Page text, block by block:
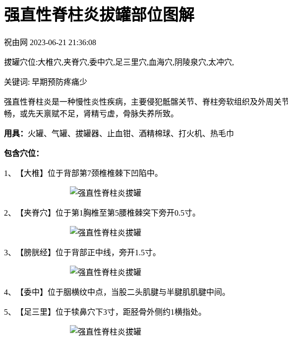
强直性脊柱炎拔罐部位图解
祝由网 2023-06-21 21:36:08
拔罐穴位:大椎穴,夹脊穴,委中穴,足三里穴,血海穴,阴陵泉穴,太冲穴,
关键词: 早期预防疼痛少
强直性脊柱炎是一种慢性炎性疾病，主要侵犯骶髂关节、脊柱旁软组织及外周
畅，或先天禀赋不足，肾精亏虚，骨脉失养所致。
用具： 火罐、气罐、拔罐器、止血钳、酒精棉球、打火机、热毛巾
包含穴位：
1、【大椎】位于背部第7颈椎椎棘下凹陷中。
2、【夹脊穴】位于第1胸椎至第5腰椎棘突下旁开0.5寸。
3、【膀胱经】位于背部正中线，旁开1.5寸。
4、【委中】位于胭横纹中点，当股二头肌腱与半腱肌肌腱中间。
5、【足三里】位于犊鼻穴下3寸，距胫骨外侧约1横指处。